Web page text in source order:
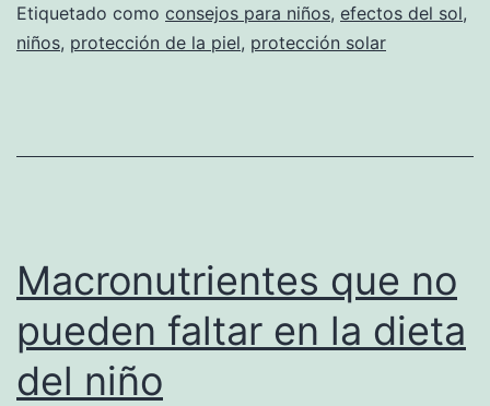
Etiquetado como consejos para niños, efectos del sol,
niños, protección de la piel, protección solar
Macronutrientes que no
pueden faltar en la dieta
del niño